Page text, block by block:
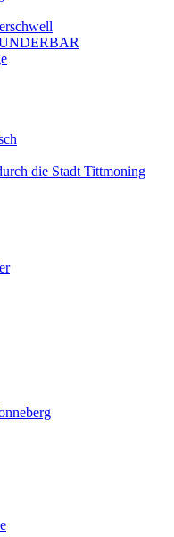
die Stadt Tittmoning